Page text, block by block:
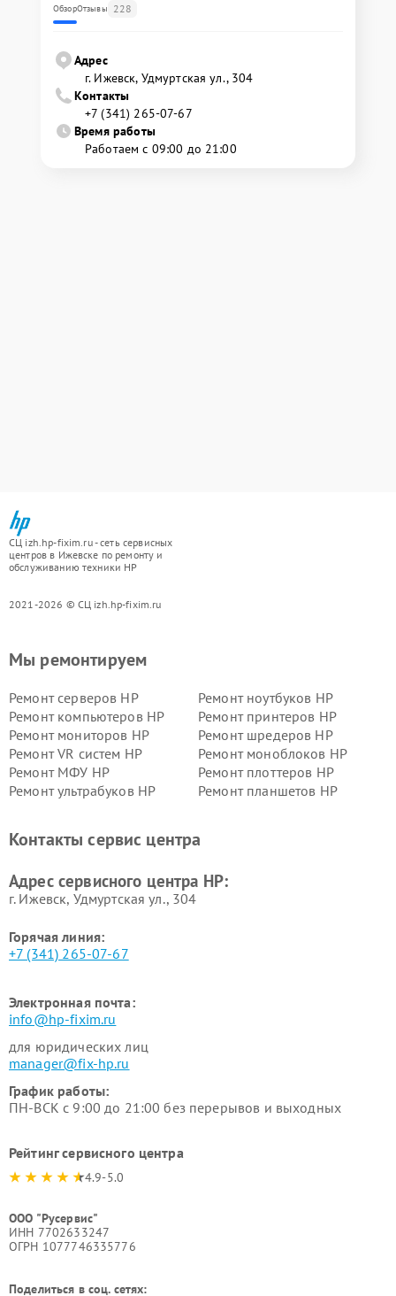
ОбзорОтзывы 228
Адрес
г. Ижевск, Удмуртская ул., 304
Контакты
+7 (341) 265-07-67
Время работы
Работаем с 09:00 до 21:00
СЦ izh.hp-fixim.ru - сеть сервисных
центров в Ижевске по ремонту и
обслуживанию техники HP
2021-2026 © СЦ izh.hp-fixim.ru
Мы ремонтируем
Ремонт серверов HP
Ремонт ноутбуков HP
Ремонт компьютеров HP
Ремонт принтеров HP
Ремонт мониторов HP
Ремонт шредеров HP
Ремонт VR систем HP
Ремонт моноблоков HP
Ремонт МФУ HP
Ремонт плоттеров HP
Ремонт ультрабуков HP
Ремонт планшетов HP
Контакты сервис центра
Адрес сервисного центра HP:
г. Ижевск, Удмуртская ул., 304
Горячая линия:
+7 (341) 265-07-67
Электронная почта:
info@hp-fixim.ru
для юридических лиц
manager@fix-hp.ru
График работы:
ПН-ВСК с 9:00 до 21:00 без перерывов и выходных
Рейтинг сервисного центра
4.9-5.0
ООО "Русервис"
ИНН 7702633247
ОГРН 1077746335776
Поделиться в соц. сетях: